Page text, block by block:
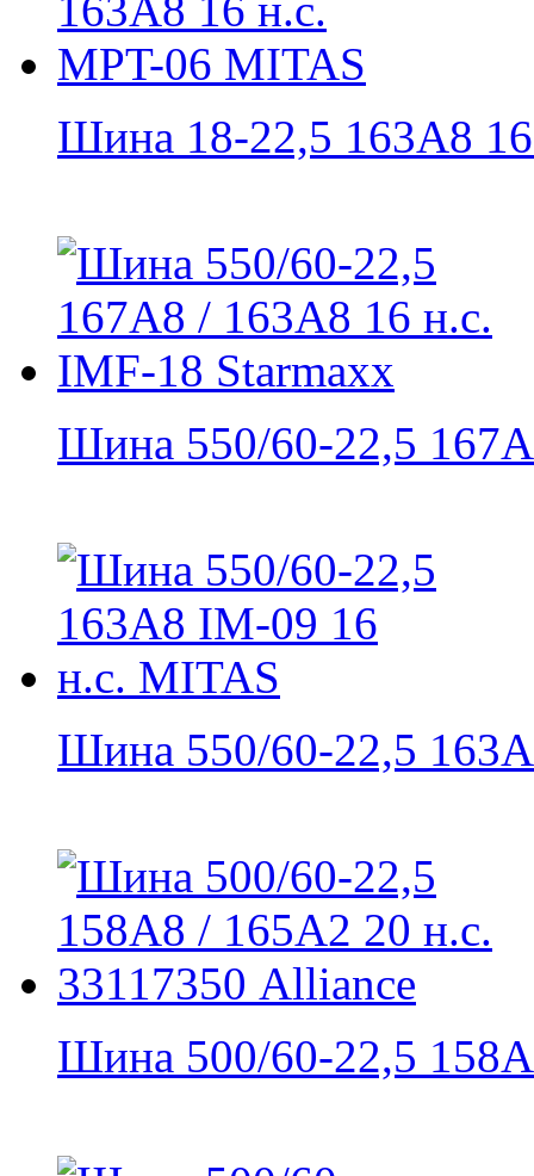
Шина 18-22,5 163A8
Шина 550/60-22,5
Шина 550/60-22,5
Шина 500/60-22,5